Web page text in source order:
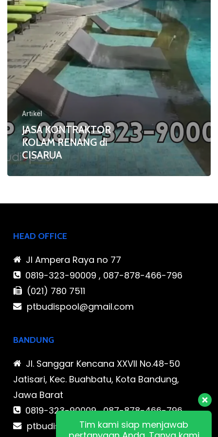
Artikel
JASA KONTRAKTOR
KOLAM RENANG di
CISARUA
HEAD OFFICE
Jl Ampera Raya no 77
0819-323-90009 , 087-878-466-796
(021) 780 7511
ptbudispool@gmail.com
BANDUNG
Jl. Sanggar Kencana XXVII No.48-50
Jatisari, Kec. Buahbatu, Kota Bandung,
Jawa Barat
0819-323-90009 , 087-878-466-796
ptbudispool@gmail.comTim kami siap menjawab